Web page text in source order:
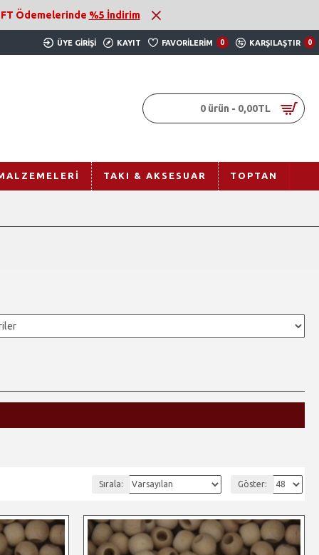
Ödemelerinde %5 İndirim
ÜYE GIRIŞI KAYIT FAVORILERIM 0 KARŞILAŞTIR 0
0 ürün - 0,00TL
TAKI & AKSESUAR TOPTAN
Sırala: Göster: